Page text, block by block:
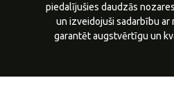
piedalījušies daudzās
un izveidojuši sadarbību ar
garantēt augstvērtīgu un